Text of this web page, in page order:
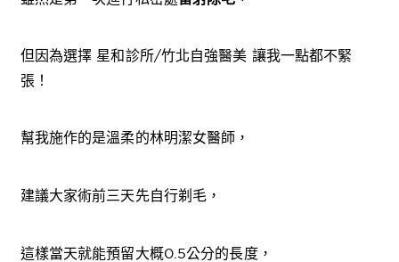
但因為選擇 星和診所/竹北自強醫美 讓我一點都不緊
張！
幫我施作的是溫柔的林明潔女醫師，
建議大家術前三天先自行剃毛，
這樣當天就能預留大概0.5公分的長度，